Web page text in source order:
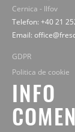
Cernica - Ilfov
Telefon: +40 21
Email:
GDPR
Politica de cookie
INFO